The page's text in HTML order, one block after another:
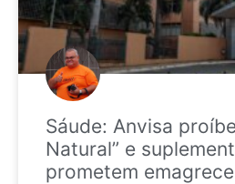
Sáude: Anvisa
Natural” e
prometem